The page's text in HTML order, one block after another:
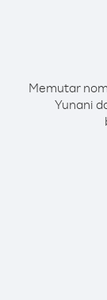
Memutar
Yunani